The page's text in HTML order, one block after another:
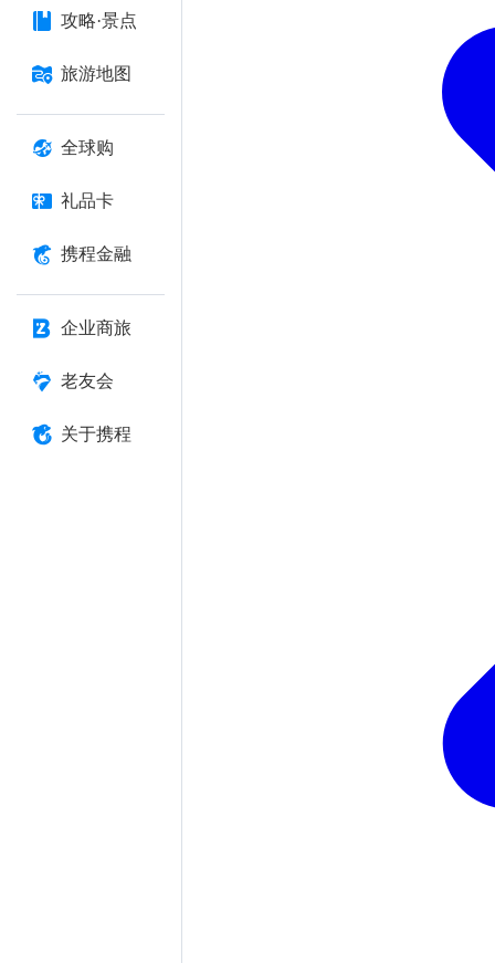
攻略·景点
旅游地图
全球购
礼品卡
携程金融
企业商旅
老友会
关于携程